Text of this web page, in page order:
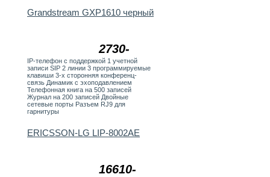
2730-
Grandstream GXP1610 черный
IP-телефон c поддержкой 1 учетной
записи SIP 2 линии 3 программируемые
клавиши 3-х сторонняя конференц-
связь Динамик с эхоподавлением
Телефонная книга на 500 записей
Журнал на 200 записей Двойные
сетевые порты Разъем RJ9 для
гарнитуры
16610-
ERICSSON-LG LIP-8002AE